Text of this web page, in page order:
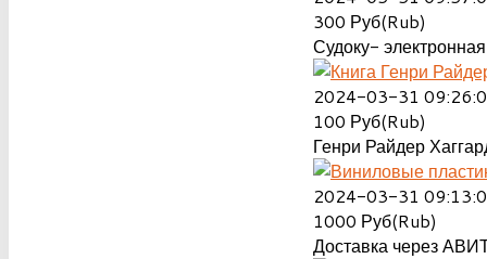
300 Руб(Rub)
Судоку-
2024-03-31
100 Руб(Rub)
Генри Райдер
2024-03-31
1000 Руб(Rub)
Доставка через